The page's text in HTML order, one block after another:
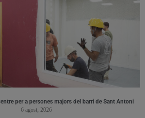
per a persones majors del barri de Sant Antoni
6 agost, 2026